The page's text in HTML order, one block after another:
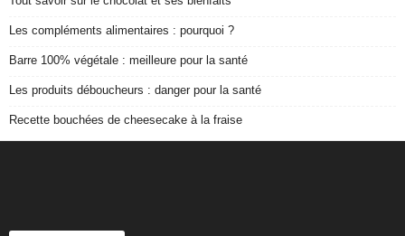
Les compléments alimentaires : pourquoi ?
Barre 100% végétale : meilleure pour la santé
Les produits déboucheurs : danger pour la santé
Recette bouchées de cheesecake à la fraise